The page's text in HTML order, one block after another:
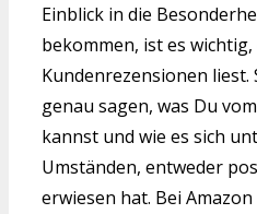
Einblick in die
bekommen, ist es wichtig,
Kundenrezensionen liest.
genau sagen, was Du
kannst und wie es sich
Umständen, entweder
erwiesen hat. Bei